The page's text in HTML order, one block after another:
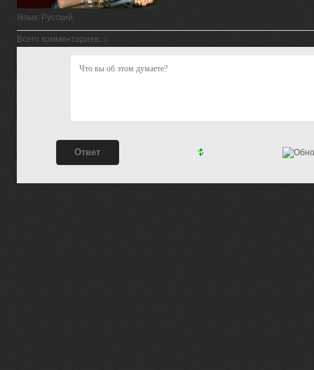
Язык: Русский
Всего комментариев: